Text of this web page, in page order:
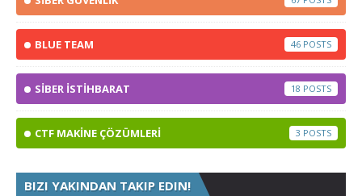
BLUE TEAM 46
SİBER İSTİHBARAT 18
CTF MAKİNE ÇÖZÜMLERİ 3
BIZI YAKINDAN TAKIP EDIN!